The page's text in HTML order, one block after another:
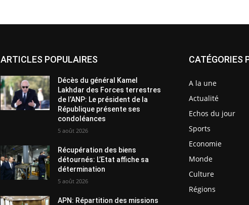
ARTICLES POPULAIRES
Décès du général Kamel
Lakhdar des Forces terrestres
de l’ANP: Le président de la
République présente ses
condoléances
5 août 2026
Récupération des biens
détournés: L’Etat affiche sa
détermination
5 août 2026
APN: Répartition des missions
CATÉGORIES
A la une
Actualité
Echos du jour
Sports
Economie
Monde
Culture
Régions